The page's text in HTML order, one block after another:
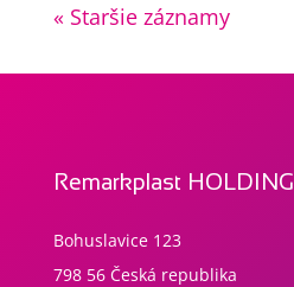
« Staršie záznamy
Remarkplast HOLDING
Bohuslavice 123
798 56 Česká republika